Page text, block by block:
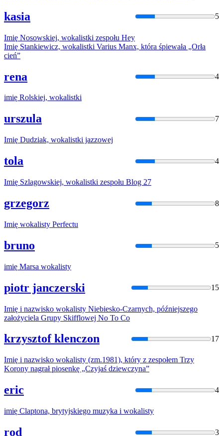
kasia 5
Imię Nosowskiej, wokalistki zespołu Hey
Imię Stankiewicz, wokalistki Varius Manx, która śpiewała „Orła
cień”
rena 4
imię Rolskiej, wokalistki
urszula 7
Imię Dudziak, wokalistki jazzowej
tola 4
Imię Szlagowskiej, wokalistki zespołu Blog 27
grzegorz 8
Imię wokalisty Perfectu
bruno 5
imię Marsa wokalisty
piotr janczerski 15
Imię i nazwisko wokalisty Niebiesko-Czarnych, późniejszego
założyciela Grupy Skifflowej No To Co
krzysztof klenczon 17
Imię i nazwisko wokalisty (zm.1981), który z zespołem Trzy
Korony nagrał piosenkę „Czyjaś dziewczyna”
eric 4
imię Claptona, brytyjskiego muzyka i wokalisty
rod 3